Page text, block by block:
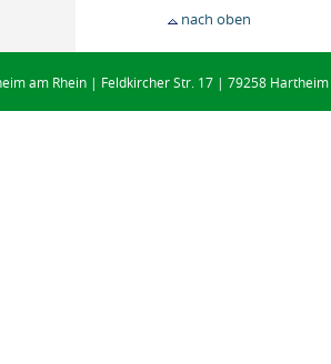
nach oben
am Rhein | Feldkircher Str. 17 | 79258